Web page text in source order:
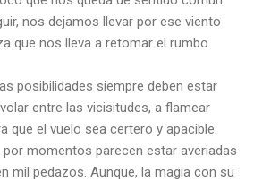
nos dejamos llevar por ese viento
que nos lleva a retomar el rumbo.
posibilidades siempre deben estar
entre las vicisitudes, a flamear
que el vuelo sea certero y apacible.
momentos parecen estar averiadas
mil pedazos. Aunque, la magia con su